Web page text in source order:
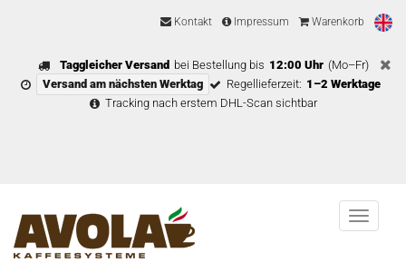
Kontakt Impressum Warenkorb
Taggleicher Versand bei Bestellung bis 12:00 Uhr (Mo–Fr)
Versand am nächsten Werktag
Regellieferzeit: 1–2 Werktage
Tracking nach erstem DHL-Scan sichtbar
Menu